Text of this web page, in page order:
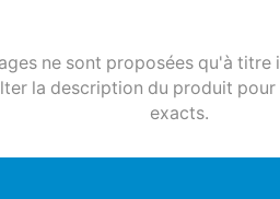
ne sont proposées qu'à titre
la description du produit pour
exacts.